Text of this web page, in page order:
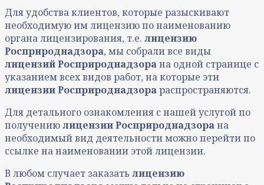
Для удобства клиентов, которые разыскивают
необходимую им лицензию по наименованию
органа лицензирования, т.е. лицензию
Росприроднадзора, мы собрали все виды
лицензий Росприроднадзорана одной странице с
указанием всех видов работ, на которые эти
лицензии Росприроднадзорараспространяются.
Для детального ознакомления с нашей услугой по
получениюлицензии Росприроднадзорана
необходимый вид деятельности можно перейти по
ссылке на наименовании этой лицензии.
В любом случает заказать лицензию